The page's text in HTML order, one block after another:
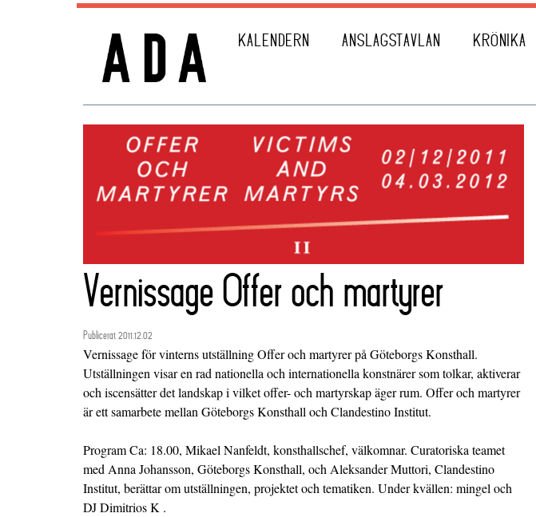
KALENDERN ANSLAGSTAVLAN KRÖNIKA
Vernissage Offer och martyrer
Publicerat 2011.12.02
Vernissage för vinterns utställning Offer och martyrer på Göteborgs Konsthall.
Utställningen visar en rad nationella och internationella konstnärer som tolkar, aktiverar
och iscensätter det landskap i vilket offer- och martyrskap äger rum. Offer och martyrer
är ett samarbete mellan Göteborgs Konsthall och Clandestino Institut.
Program Ca: 18.00, Mikael Nanfeldt, konsthallschef, välkomnar. Curatoriska teamet
med Anna Johansson, Göteborgs Konsthall, och Aleksander Muttori, Clandestino
Institut, berättar om utställningen, projektet och tematiken. Under kvällen: mingel och
DJ Dimitrios K .